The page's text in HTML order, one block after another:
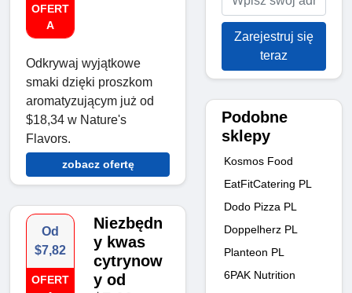
OFERT
A
Odkrywaj wyjątkowe
smaki dzięki proszkom
aromatyzującym już od
$18,34 w Nature's
Flavors.
zobacz ofertę
Od
$7,82
OFERT
Niezbędn
y kwas
cytrynow
y od
Zarejestruj się
teraz
Podobne
sklepy
Kosmos Food
EatFitCatering PL
Dodo Pizza PL
Doppelherz PL
Planteon PL
6PAK Nutrition